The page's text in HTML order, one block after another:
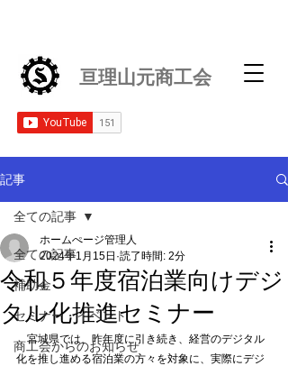
亘理山元商工会
記事
全ての記事
補助金
セミナー・イベント
商工会からのお知らせ
全ての記事
令和５年度宿泊業向けデジ
タル化推進セミナー
ホームぺージ管理人
2024年1月15日 読了時間: 2分
宮城県では、昨年度に引き続き、経営のデジタル
化を推し進める宿泊業の方々を対象に、実際にデジ